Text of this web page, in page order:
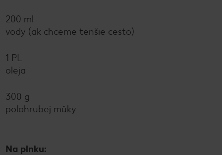
200 ml
vody (ak chceme tenšie cesto)
1 PL
oleja
300 g
polohrubej múky
Na plnku: